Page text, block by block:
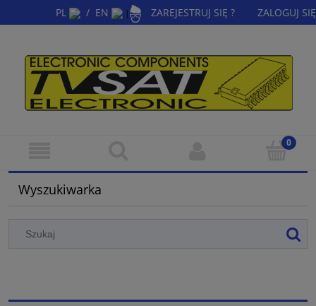
PL / EN | ZAREJESTRUJ SIĘ ? ZALOGUJ SIĘ
Wyszukiwarka